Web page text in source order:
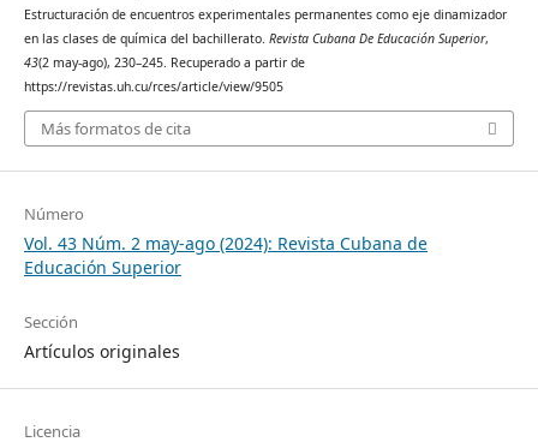
Estructuración de encuentros experimentales permanentes como eje dinamizador
en las clases de química del bachillerato. Revista Cubana De Educación Superior,
43(2 may-ago), 230–245. Recuperado a partir de
https://revistas.uh.cu/rces/article/view/9505
Más formatos de cita
Número
Vol. 43 Núm. 2 may-ago (2024): Revista Cubana de
Educación Superior
Sección
Artículos originales
Licencia